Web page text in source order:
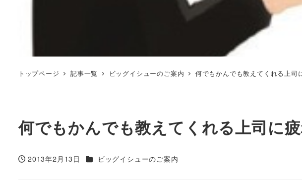
トップページ 記事一覧 ビッグイシューのご案内 何でもかんでも教えてくれる上
何でもかんでも教えてくれる上司に
投稿日
2013年2月13日 カテゴリー
ビッグイシューのご案内